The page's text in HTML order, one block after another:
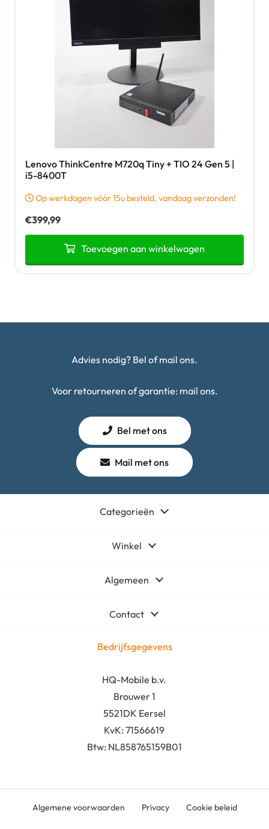
Lenovo ThinkCentre M720q Tiny + TIO 24 Gen 5 |
i5-8400T
Op werkdagen vóór 15u besteld, vandaag verzonden!
€399,99
Toevoegen aan winkelwagen
Advies nodig? Bel of mail ons.
Voor retourneren of garantie: mail ons.
Bel met ons
Mail met ons
Categorieën
Winkel
Algemeen
Contact
Bedrijfsgegevens
HQ-Mobile b.v.
Brouwer 1
5521DK Eersel
KvK:71566619
Btw: NL858765159B01
Algemene voorwaarden Privacy Cookie beleid